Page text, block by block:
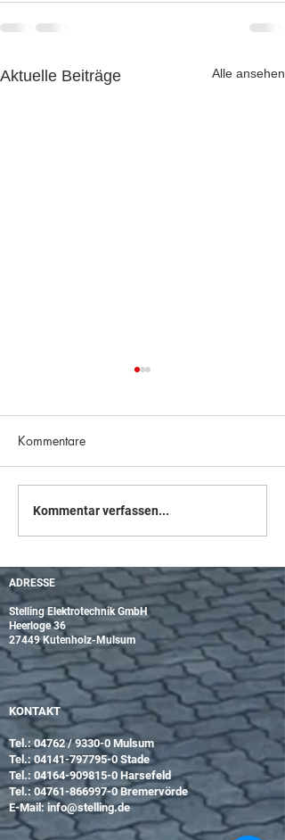
Aktuelle Beiträge Alle ansehen
Richtung Zukunft
Kommentare
Kommentar verfassen...
ADRESSE
Stelling Elektrotechnik GmbH
Heerloge 36
27449 Kutenholz-Mulsum
KONTAKT
Tel.: 04762 / 9330-0 Mulsum
Tel.:04141-797795-0 Stade
Tel.: 04164-909815-0 Harsefeld
Tel.: 04761-866997-0Bremervörde
E-Mail: info@stelling.de